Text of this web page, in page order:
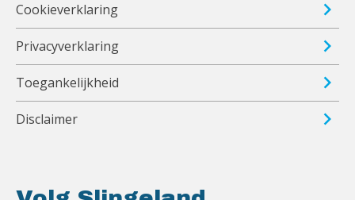
Cookieverklaring
Privacyverklaring
Toegankelijkheid
Disclaimer